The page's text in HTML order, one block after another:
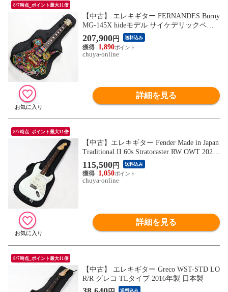
8/7時点_ポイント最大11倍
【中古】 エレキギター FERNANDES Burny
MG-145X hideモデル サイケデリックペイ
ント フェルナンデス バーニー
207,900円 送料込み
1,890
chuya-online
詳細を見る
8/7時点_ポイント最大11倍
【中古】エレキギター Fender Made in Japan
Traditional II 60s Stratocaster RW OWT 2024
年製 フェンダー ジャパントラディショナ
ル 60s
115,500円 送料込み
1,050
chuya-online
詳細を見る
8/7時点_ポイント最大11倍
【中古】 エレキギター Greco WST-STD LO
R/R グレコ TLタイプ 2016年製 日本製
送料込み